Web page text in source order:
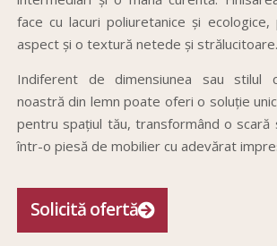
face cu lacuri poliuretanice și
aspect și o textură netede și strălucitoare.
Indiferent de dimensiunea sau stilul
noastră din lemn poate oferi o soluție
pentru spațiul tău, transformând o scară
într-o piesă de mobilier cu adevărat
Solicită ofertă